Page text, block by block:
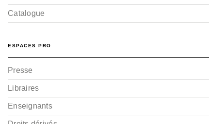
Catalogue
ESPACES PRO
Presse
Libraires
Enseignants